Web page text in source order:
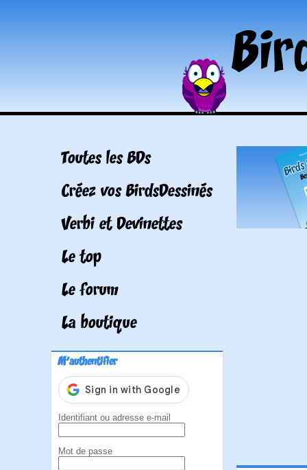
Toutes les BDs
Créez vos BirdsDessinés
Verbi et Devinettes
Le top
Le forum
La boutique
M'authentifier
Identifiant ou adresse e-mail
Mot de passe